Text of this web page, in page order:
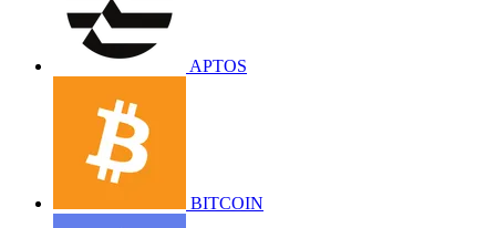
APTOS
BITCOIN